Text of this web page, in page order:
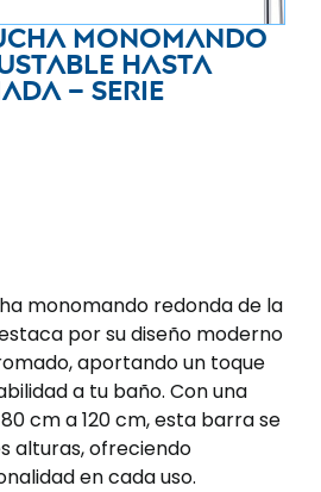
monomando
hasta
– Serie
monomando redonda de la
por su diseño moderno
aportando un toque
a tu baño. Con una
cm a 120 cm, esta barra se
alturas, ofreciendo
en cada uso.